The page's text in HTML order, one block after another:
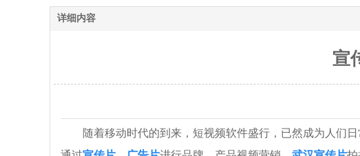
详细内容
宣
随着移动时代的到来，短视频软件盛行，已然成为人们